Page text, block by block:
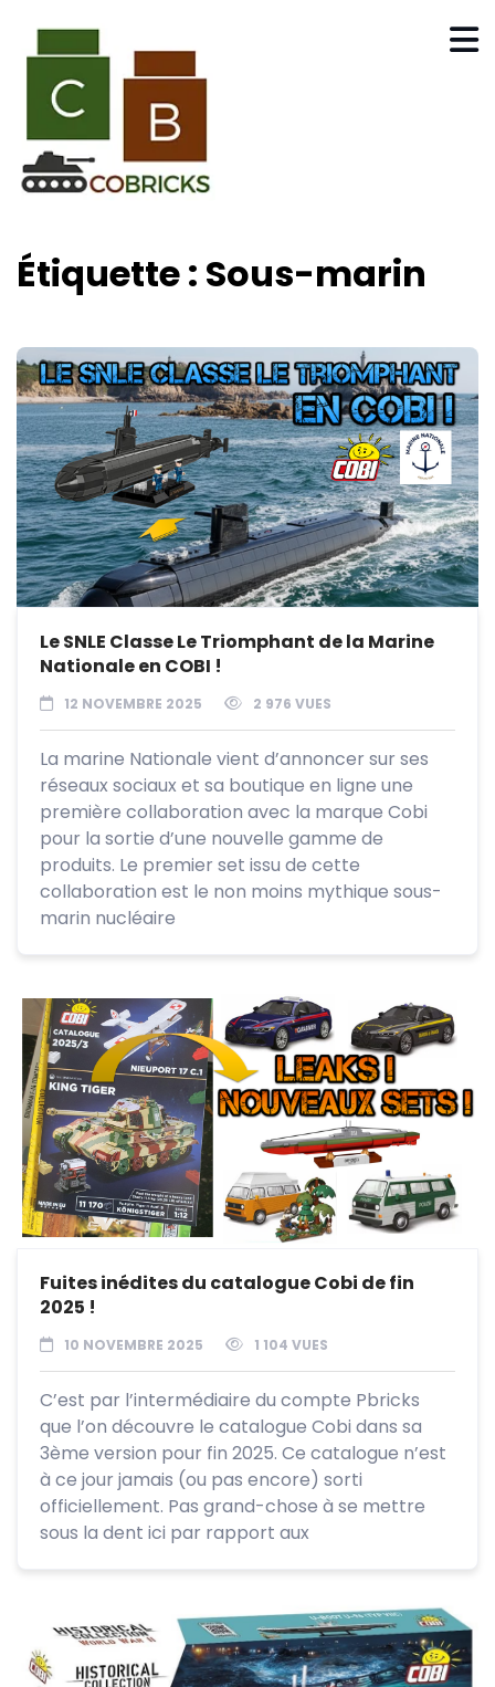
Étiquette : Sous-marin
Le SNLE Classe Le Triomphant de la Marine
Nationale en COBI !
12 NOVEMBRE 2025 2 976 VUES
La marine Nationale vient d’annoncer sur ses
réseaux sociaux et sa boutique en ligne une
première collaboration avec la marque Cobi
pour la sortie d’une nouvelle gamme de
produits. Le premier set issu de cette
collaboration est le non moins mythique sous-
marin nucléaire
Fuites inédites du catalogue Cobi de fin
2025 !
10 NOVEMBRE 2025 1 104 VUES
C’est par l’intermédiaire du compte Pbricks
que l’on découvre le catalogue Cobi dans sa
3ème version pour fin 2025. Ce catalogue n’est
à ce jour jamais (ou pas encore) sorti
officiellement. Pas grand-chose à se mettre
sous la dent ici par rapport aux